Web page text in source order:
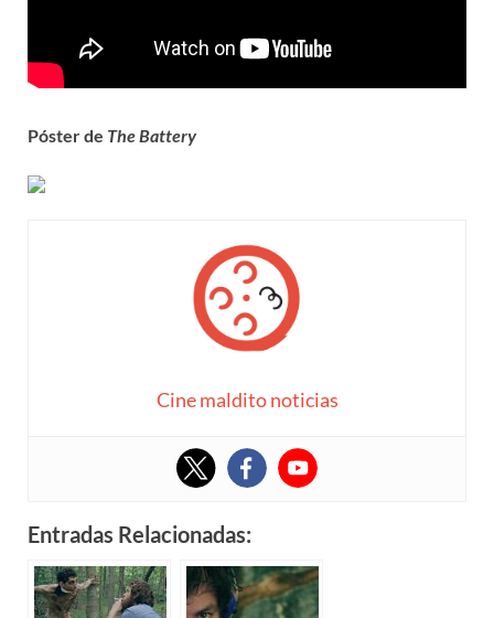
Póster de The Battery
Cine maldito noticias
Entradas Relacionadas: